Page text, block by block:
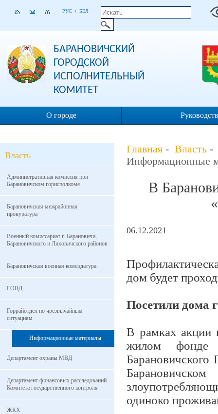
РУС / БЕЛ
БАРАНОВИЧСКИЙ
ГОРОДСКОЙ
ИСПОЛНИТЕЛЬНЫЙ
КОМИТЕТ
О городе
Власть
Административная комиссия при
Барановичском горисполкоме
Барановичская межрайонная
прокуратура
Военный комиссариат г. Барановичи,
Барановичского и Ляховичского районов
Барановичская военная комендатура
ГОВД
Горрайотдел по чрезвычайным
ситуациям
Информационные материалы
Департамент охраны МВД
Департамент финансовых расследований
Комитета государственного контроля
ЖКХ
Главная - Власть
Информационные
В
06.12.2021
дом будет
Посетили дома
В рамках акции
жилом фонде
одиноко